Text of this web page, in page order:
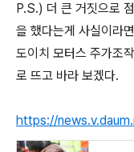
P.S.) 더 큰 거짓으로
을 했다는게 사실이라
도이치 모터스 주가조
로 뜨고 바라 보겠다.
https://